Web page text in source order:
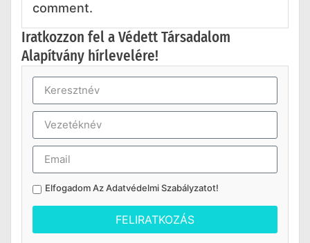
comment.
Iratkozzon fel a Védett Társadalom
Alapítvány hírlevelére!
Elfogadom AzAdatvédelmi Szabályzatot!
FELIRATKOZÁS